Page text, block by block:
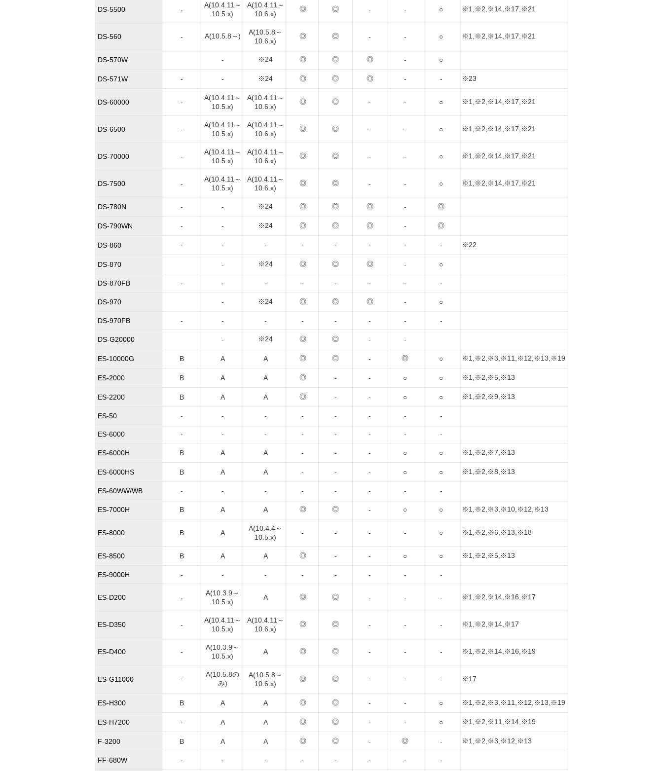
DS-5500 -
A(10.4.11～
10.5.x)
A(10.4.11～
10.6.x)
◎ ◎ - - ○ ※1,※2,※14,※17,※21
DS-560 - A(10.5.8～)
A(10.5.8～
10.6.x)
◎ ◎ - - ○ ※1,※2,※14,※17,※21
DS-570W - ※24 ◎ ◎ ◎ - ○
DS-571W - - ※24 ◎ ◎ ◎ - - ※23
DS-60000 -
A(10.4.11～
10.5.x)
A(10.4.11～
10.6.x)
◎ ◎ - - ○ ※1,※2,※14,※17,※21
DS-6500 -
A(10.4.11～
10.5.x)
A(10.4.11～
10.6.x)
◎ ◎ - - ○ ※1,※2,※14,※17,※21
DS-70000 -
A(10.4.11～
10.5.x)
A(10.4.11～
10.6.x)
◎ ◎ - - ○ ※1,※2,※14,※17,※21
DS-7500 -
A(10.4.11～
10.5.x)
A(10.4.11～
10.6.x)
◎ ◎ - - ○ ※1,※2,※14,※17,※21
DS-780N - - ※24 ◎ ◎ ◎ - ◎
DS-790WN - - ※24 ◎ ◎ ◎ - ◎
DS-860 - - - - - - - - ※22
DS-870 - ※24 ◎ ◎ ◎ - ○
DS-870FB - - - - - - - -
DS-970 - ※24 ◎ ◎ ◎ - ○
DS-970FB - - - - - - - -
DS-G20000 - ※24 ◎ ◎ - -
ES-10000G B A A ◎ ◎ - ◎ ○ ※1,※2,※3,※11,※12,※13,※19
ES-2000 B A A ◎ - - ○ ○ ※1,※2,※5,※13
ES-2200 B A A ◎ - - ○ ○ ※1,※2,※9,※13
ES-50 - - - - - - - -
ES-6000 - - - - - - - -
ES-6000H B A A - - - ○ ○ ※1,※2,※7,※13
ES-6000HS B A A - - - ○ ○ ※1,※2,※8,※13
ES-60WW/WB - - - - - - - -
ES-7000H B A A ◎ ◎ - ○ ○ ※1,※2,※3,※10,※12,※13
ES-8000 B A
A(10.4.4～
10.5.x)
- - - - ○ ※1,※2,※6,※13,※18
ES-8500 B A A ◎ - - ○ ○ ※1,※2,※5,※13
ES-9000H - - - - - - - -
ES-D200 -
A(10.3.9～
10.5.x)
A ◎ ◎ - - - ※1,※2,※14,※16,※17
ES-D350 -
A(10.4.11～
10.5.x)
A(10.4.11～
10.6.x)
◎ ◎ - - - ※1,※2,※14,※17
ES-D400 -
A(10.3.9～
10.5.x)
A ◎ ◎ - - - ※1,※2,※14,※16,※19
ES-G11000 -
A(10.5.8の
み)
A(10.5.8～
10.6.x)
◎ ◎ - - - ※17
ES-H300 B A A ◎ ◎ - - ○ ※1,※2,※3,※11,※12,※13,※19
ES-H7200 - A A ◎ ◎ - - ○ ※1,※2,※11,※14,※19
F-3200 B A A ◎ ◎ - ◎ - ※1,※2,※3,※12,※13
FF-680W - - - - - - - -